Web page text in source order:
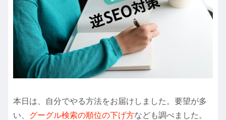
本日は、自分でやる方法をお届けしました。要望が多
い、 グーグル検索の順位の下げ方なども調べました。